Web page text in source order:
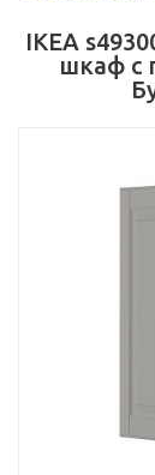
IKEA
шкаф с